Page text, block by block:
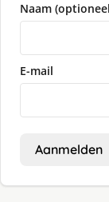
Naam
E-mail
Aanmelden